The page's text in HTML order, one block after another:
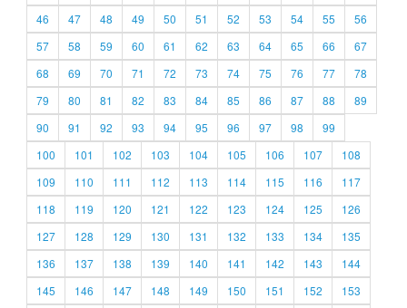
46
47 48 49 50 51 52 53 54 55
56
57
58 59 60 61 62 63 64 65 66
67
68
69 70 71 72 73 74 75 76 77
78
79
80 81 82 83 84 85 86 87 88
89
90
91 92 93 94 95 96 97 98
99
100
101 102 103 104 105 106 107
108
109
110 111 112 113 114 115 116
117
118
119 120 121 122 123 124 125
126
127
128 129 130 131 132 133 134
135
136
137 138 139 140 141 142 143
144
145
146 147 148 149 150 151 152
153